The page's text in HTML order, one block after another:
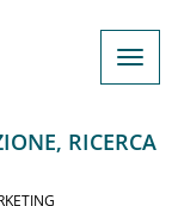
RICERCA